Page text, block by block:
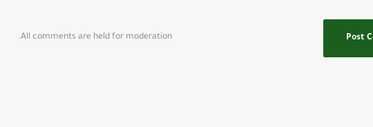
All comments are held for moderation.